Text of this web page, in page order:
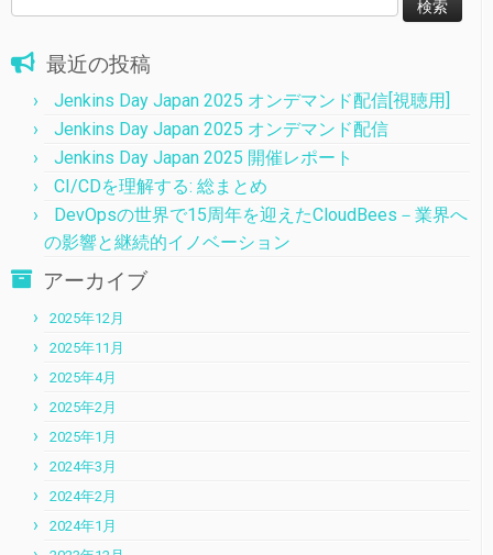
索:
最近の投稿
Jenkins Day Japan 2025 オンデマンド配信[視聴用]
Jenkins Day Japan 2025 オンデマンド配信
Jenkins Day Japan 2025 開催レポート
CI/CDを理解する: 総まとめ
DevOpsの世界で15周年を迎えたCloudBees－業界へ
の影響と継続的イノベーション
アーカイブ
2025年12月
2025年11月
2025年4月
2025年2月
2025年1月
2024年3月
2024年2月
2024年1月